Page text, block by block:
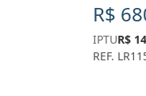
R$
IPTUR$
REF.